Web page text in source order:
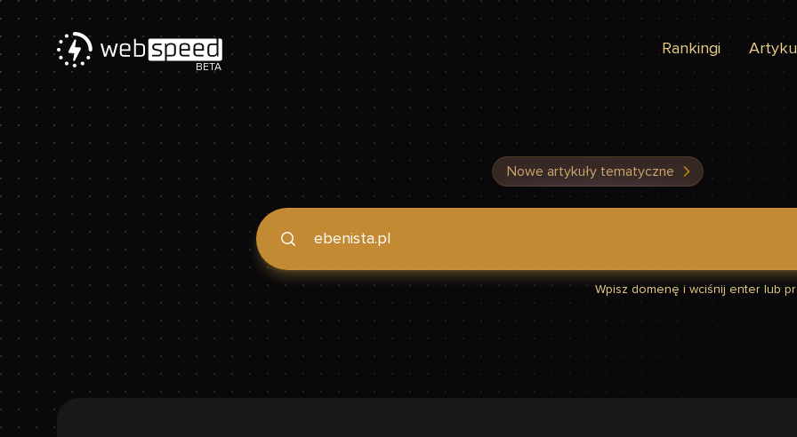
BETA
Rankingi
Nowe artykuły tematyczne
Podaj domenę, by sprawdzić, czy Twoja strona jest szybka
Wpisz domenę i wciśnij enter lub